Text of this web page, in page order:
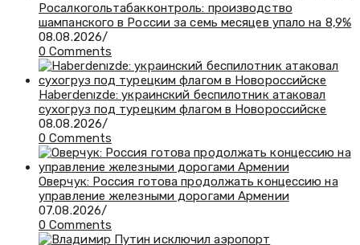
Росалкогольтабакконтроль: производство
шампанского в России за семь месяцев упало на 8,9%
08.08.2026/
0 Comments
Haberdenızde: украинский беспилотник атаковал
сухогруз под турецким флагом в Новороссийске
08.08.2026/
0 Comments
Оверчук: Россия готова продолжать концессию на
управление железными дорогами Армении
07.08.2026/
0 Comments